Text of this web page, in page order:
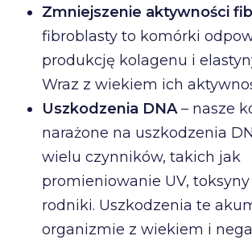
Zmniejszenie aktywności
fibroblasty to komórki
produkcję kolagenu i
Wraz z wiekiem ich
Uszkodzenia DNA– nasze
narażone na uszkodzenia
wielu czynników, takich jak
promieniowanie UV,
rodniki. Uszkodzenia te
organizmie z wiekiem i